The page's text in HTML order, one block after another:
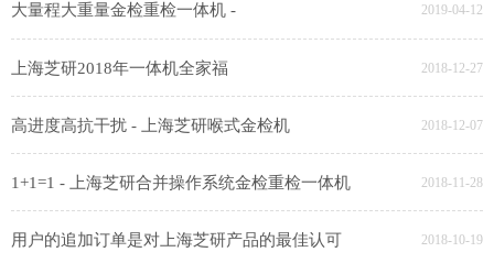
大量程大重量金检重检一体机 - 2019-04-12
上海芝研2018年一体机全家福 2018-12-27
高进度高抗干扰 - 上海芝研喉式金检机 2018-12-07
1+1=1 - 上海芝研合并操作系统金检重检一体机 2018-11-28
用户的追加订单是对上海芝研产品的最佳认可 2018-10-19